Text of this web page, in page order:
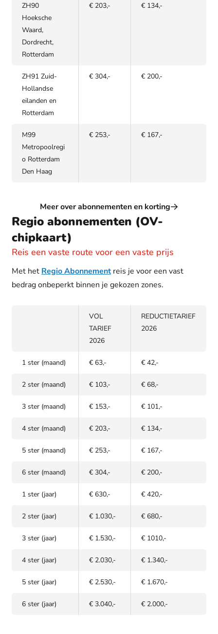
ZH90
Hoeksche
Waard,
Dordrecht,
Rotterdam
€ 203,- € 134,-
ZH91 Zuid-
Hollandse
eilanden en
Rotterdam
€ 304,- € 200,-
M99
Metropoolregi
o Rotterdam
Den Haag
€ 253,- € 167,-
Meer over abonnementen en korting
Regio abonnementen (OV-
chipkaart)
Reis een vaste route voor een vaste prijs
Met het Regio Abonnementreis je voor een vast
bedrag onbeperkt binnen je gekozen zones.
VOL
TARIEF
2026
REDUCTIETARIEF
2026
1 ster (maand) € 63,- € 42,-
2 ster (maand) € 103,- € 68,-
3 ster (maand) € 153,- € 101,-
4 ster (maand) € 203,- € 134,-
5 ster (maand) € 253,- € 167,-
6 ster (maand) € 304,- € 200,-
1 ster (jaar) € 630,- € 420,-
2 ster (jaar) € 1.030,- € 680,-
3 ster (jaar) € 1.530,- € 1010,-
4 ster (jaar) € 2.030,- € 1.340,-
5 ster (jaar) € 2.530,- € 1.670,-
6 ster (jaar) € 3.040,- € 2.000,-